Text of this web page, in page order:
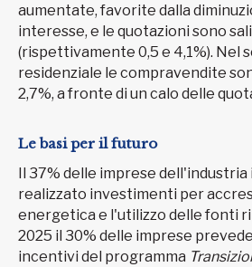
aumentate, favorite dalla
interesse, e le quotazioni sono
(rispettivamente 0,5 e 4,1%). Nel
residenziale le compravendite
2,7%, a fronte di un calo delle
Le basi per il futuro
Il 37% delle imprese
realizzato investimenti per
energetica e l'utilizzo delle fonti
2025 il 30% delle imprese
incentivi del programma